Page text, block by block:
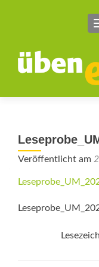
Veröffentlicht am